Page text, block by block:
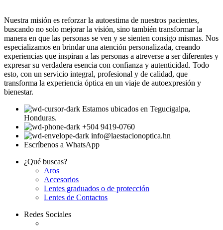
Nuestra misión es reforzar la autoestima de nuestros pacientes,
buscando no solo mejorar la visión, sino también transformar la
manera en que las personas se ven y se sienten consigo mismas. Nos
especializamos en brindar una atención personalizada, creando
experiencias que inspiran a las personas a atreverse a ser diferentes y
expresar su verdadera esencia con confianza y autenticidad. Todo
esto, con un servicio integral, profesional y de calidad, que
transforma la experiencia óptica en un viaje de autoexpresión y
bienestar.
Estamos ubicados en Tegucigalpa,
Honduras.
+504 9419-0760
info@laestacionoptica.hn
Escríbenos a WhatsApp
¿Qué buscas?
Aros
Accesorios
Lentes graduados o de protección
Lentes de Contactos
Redes Sociales